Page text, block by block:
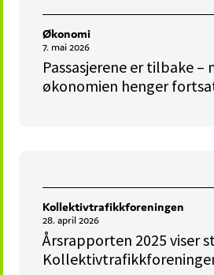
Økonomi
7. mai 2026
Passasjerene er tilbake –
økonomien henger
Kollektivtrafikkforeningen
28. april 2026
Årsrapporten 2025 viser